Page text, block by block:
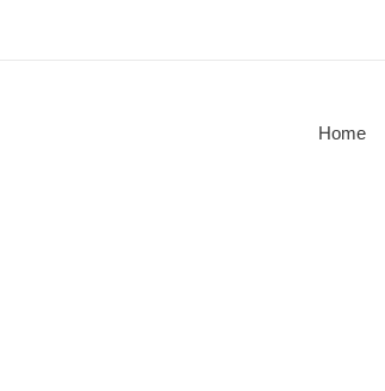
Home